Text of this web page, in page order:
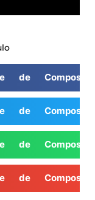
de Compost
de Compost
de Compost
de Compost